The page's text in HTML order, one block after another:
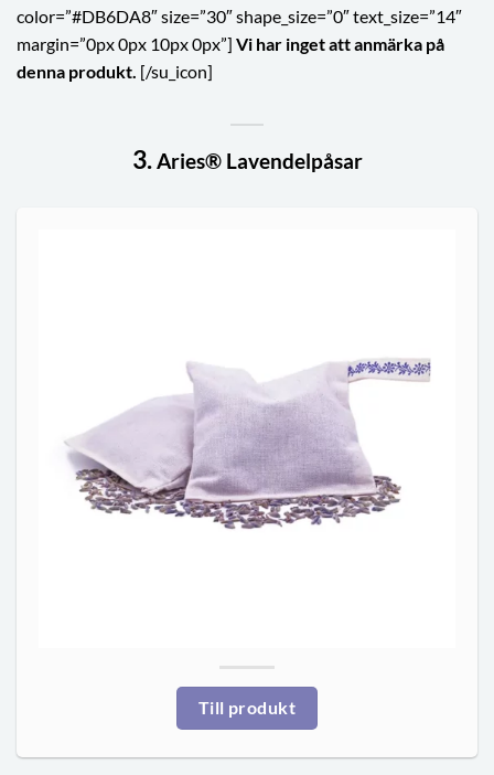
color=”#DB6DA8″ size=”30″ shape_size=”0″ text_size=”14″
margin=”0px 0px 10px 0px”] Vi har inget att anmärka på
denna produkt. [/su_icon]
3.Aries® Lavendelpåsar
Till produkt